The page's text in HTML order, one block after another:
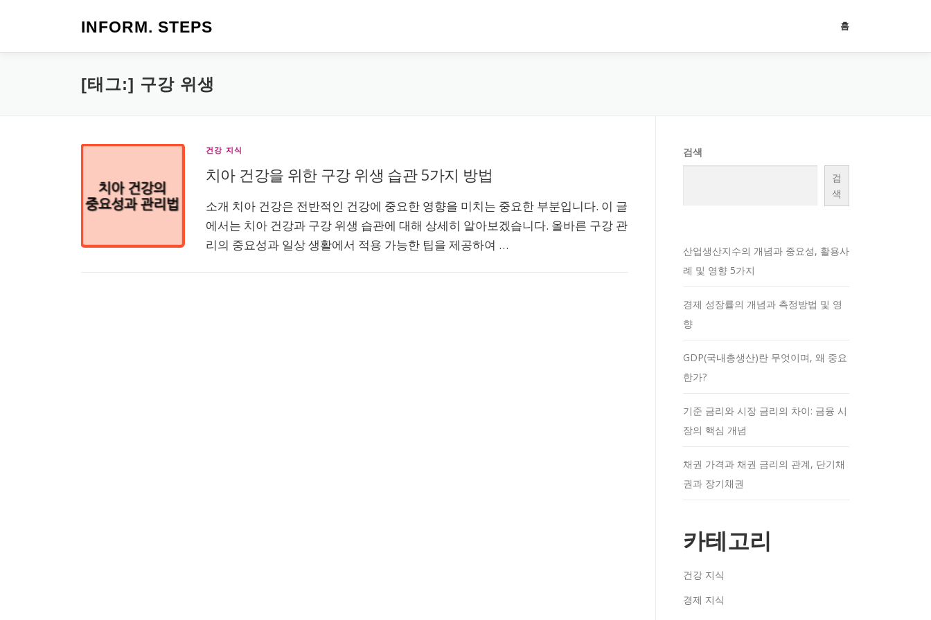
로
INFORM. STEPS 홈
[태그:] 구강 위생
건강 지식
치아 건강을 위한 구강 위생 습관 5가지 방법
소개 치아 건강은 전반적인 건강에 중요한 영향을 미치는 중요한 부분입니다. 이 글
에서는 치아 건강과 구강 위생 습관에 대해 상세히 알아보겠습니다. 올바른 구강 관
리의 중요성과 일상 생활에서 적용 가능한 팁을 제공하여 …
검색
검
색
산업생산지수의 개념과 중요성, 활용사
례 및 영향 5가지
경제 성장률의 개념과 측정방법 및 영
향
GDP(국내총생산)란 무엇이며, 왜 중요
한가?
기준 금리와 시장 금리의 차이: 금융 시
장의 핵심 개념
채권 가격과 채권 금리의 관계, 단기채
권과 장기채권
카테고리
건강 지식
경제 지식